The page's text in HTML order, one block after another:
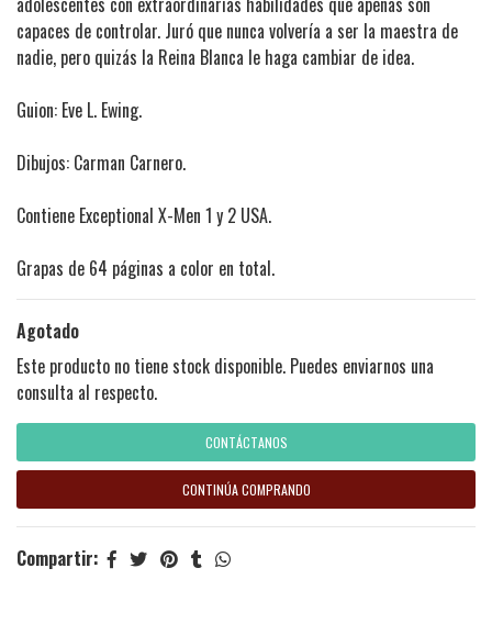
capaces de controlar. Juró que nunca volvería a ser la maestra de
nadie, pero quizás la Reina Blanca le haga cambiar de idea.
Guion: Eve L. Ewing.
Dibujos: Carman Carnero.
Contiene Exceptional X-Men 1 y 2 USA.
Grapas de 64 páginas a color en total.
Agotado
Este producto no tiene stock disponible. Puedes enviarnos una
consulta al respecto.
CONTÁCTANOS
CONTINÚA COMPRANDO
Compartir: